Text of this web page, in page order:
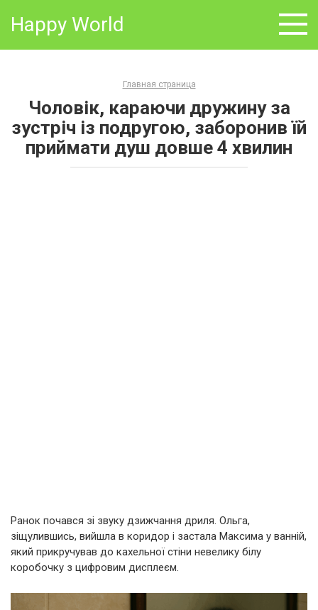
Happy World
Главная страница
Чоловік, караючи дружину за
зустріч із подругою, заборонив їй
приймати душ довше 4 хвилин
Ранок почався зі звуку дзижчання дриля. Ольга,
зіщулившись, вийшла в коридор і застала Максима у ванній,
який прикручував до кахельної стіни невелику білу
коробочку з цифровим дисплеєм.